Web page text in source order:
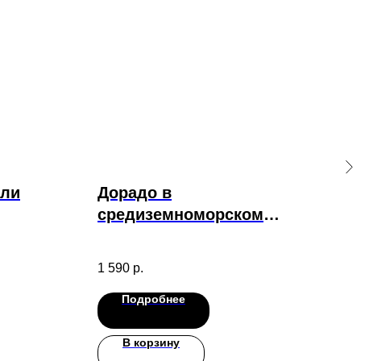
Дорадо в
средиземноморском
1 590 р.
Подробнее
В корзину